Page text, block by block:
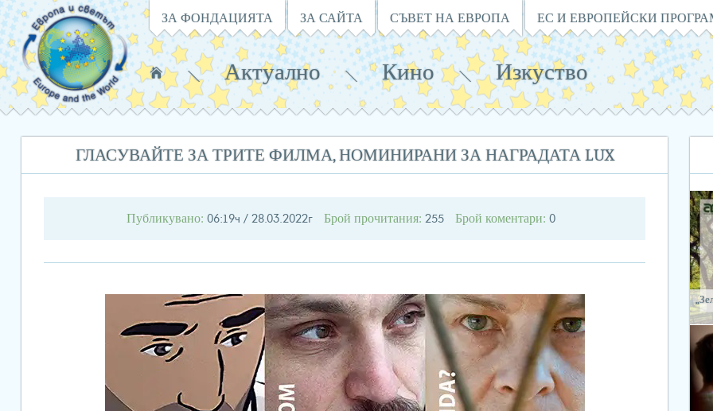
Навигация
ЗА ФОНДАЦИЯТА ЗА САЙТА СЪВЕТ НА ЕВРОПА ЕС И ЕВРОПЕЙСКИ
Намирате
се
Актуално Кино Изкуство
ГЛАСУВАЙТЕ ЗА ТРИТЕ ФИЛМА, НОМИНИРАНИ ЗА НАГРАДАТА LUX
Публикувано: 06:19ч / 28.03.2022г Брой прочитания: 255 Брой коментари: 0